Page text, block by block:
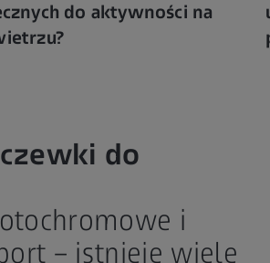
do aktywności na
do
i
– istnieje wiele